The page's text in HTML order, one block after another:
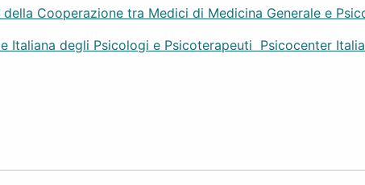
Cooperazione tra Medici di Medicina Generale e
Italiana degli Psicologi e Psicoterapeuti Psicocenter Italia